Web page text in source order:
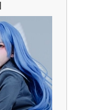
트 올라왔었네
스낫네
연락왔음
(40개) - 귀환한 영혼
정보 및 주요 필모
마치고.. (feat. 리아)